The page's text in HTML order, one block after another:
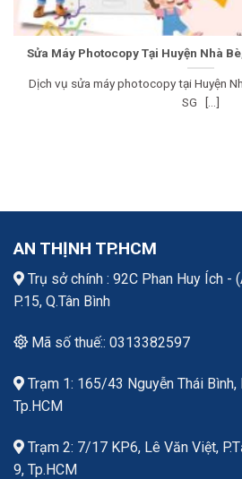
Sửa Máy Photocopy Tại Huyện Nhà
Dịch vụ sửa máy photocopy tại Huyện
SG [...]
AN THỊNH TP.HCM
Trụ sở chính : 92C Phan Huy Ích -
P.15, Q.Tân Bình
Mã số thuế:: 0313382597
Trạm 1: 165/43 Nguyễn Thái Bình,
Tp.HCM
Trạm 2: 7/17 KP6, Lê Văn Việt,
9, Tp.HCM